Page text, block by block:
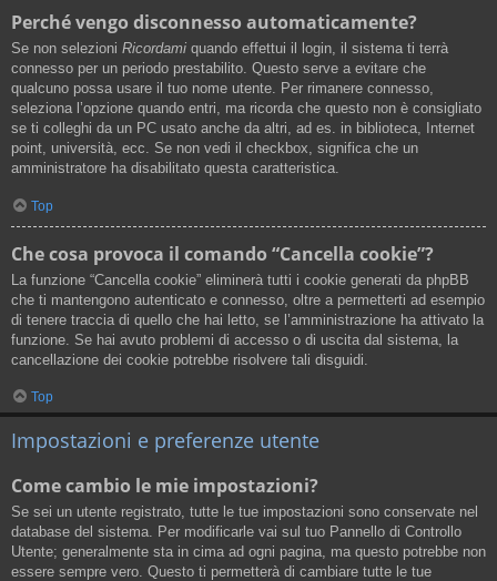
Perché vengo disconnesso automaticamente?
Se non selezioni Ricordami quando effettui il login, il sistema ti terrà
connesso per un periodo prestabilito. Questo serve a evitare che
qualcuno possa usare il tuo nome utente. Per rimanere connesso,
seleziona l’opzione quando entri, ma ricorda che questo non è consigliato
se ti colleghi da un PC usato anche da altri, ad es. in biblioteca, Internet
point, università, ecc. Se non vedi il checkbox, significa che un
amministratore ha disabilitato questa caratteristica.
Top
Che cosa provoca il comando “Cancella cookie”?
La funzione “Cancella cookie” eliminerà tutti i cookie generati da phpBB
che ti mantengono autenticato e connesso, oltre a permetterti ad esempio
di tenere traccia di quello che hai letto, se l’amministrazione ha attivato la
funzione. Se hai avuto problemi di accesso o di uscita dal sistema, la
cancellazione dei cookie potrebbe risolvere tali disguidi.
Top
Impostazioni e preferenze utente
Come cambio le mie impostazioni?
Se sei un utente registrato, tutte le tue impostazioni sono conservate nel
database del sistema. Per modificarle vai sul tuo Pannello di Controllo
Utente; generalmente sta in cima ad ogni pagina, ma questo potrebbe non
essere sempre vero. Questo ti permetterà di cambiare tutte le tue